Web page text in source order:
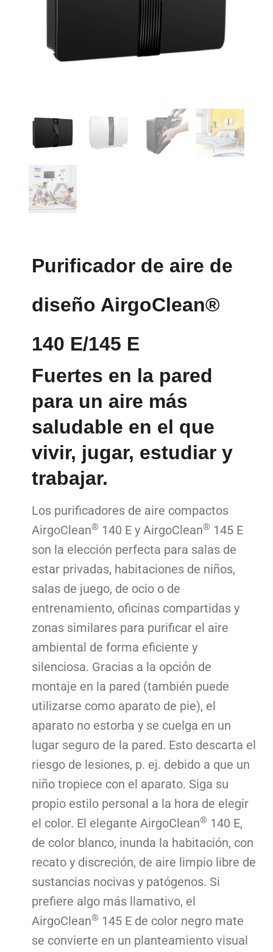
Purificador de aire de
diseño AirgoClean®
140 E/145 E
Fuertes en la pared
para un aire más
saludable en el que
vivir, jugar, estudiar y
trabajar.
Los purificadores de aire compactos
AirgoClean® 140 E y AirgoClean® 145 E
son la elección perfecta para salas de
estar privadas, habitaciones de niños,
salas de juego, de ocio o de
entrenamiento, oficinas compartidas y
zonas similares para purificar el aire
ambiental de forma eficiente y
silenciosa. Gracias a la opción de
montaje en la pared (también puede
utilizarse como aparato de pie), el
aparato no estorba y se cuelga en un
lugar seguro de la pared. Esto descarta el
riesgo de lesiones, p. ej. debido a que un
niño tropiece con el aparato. Siga su
propio estilo personal a la hora de elegir
el color. El elegante AirgoClean® 140 E,
de color blanco, inunda la habitación, con
recato y discreción, de aire limpio libre de
sustancias nocivas y patógenos. Si
prefiere algo más llamativo, el
AirgoClean® 145 E de color negro mate
se convierte en un planteamiento visual